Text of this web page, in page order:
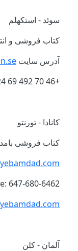
سوئد - استکهلم
کتاب فروشی و
آدرس سایت
+46 70 492 69 24 Tel :
کانادا - تورنتو
کتاب فروشی
647-680-6462
آلمان - کلن